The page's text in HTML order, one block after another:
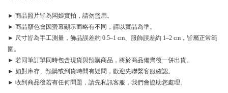
► 商品照片皆為闆娘實拍，請勿盜用。
► 商品顏色會因螢幕顯示而略有不同，請以實品為準。
► 尺寸皆為手工測量，飾品誤差約 0.5–1 cm、服飾誤差約 1–2 cm，皆屬正常範
圍。
► 若同筆訂單同時包含現貨與預購商品，將於商品備齊後一併出貨。
► 如對庫存、預購或到貨時間有疑問，歡迎先聯繫客服確認。
► 收到商品後若有任何問題，請先私訊客服，我們會協助您處理。